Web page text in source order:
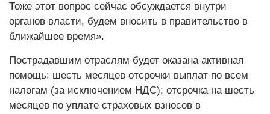
Тоже этот вопрос сейчас обсуждается внутри
органов власти, будем вносить в правительство в
ближайшее время».
Пострадавшим отраслям будет оказана активная
помощь: шесть месяцев отсрочки выплат по всем
налогам (за исключением НДС); отсрочка на шесть
месяцев по уплате страховых взносов в